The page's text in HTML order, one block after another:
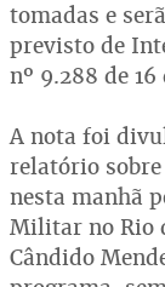
tomadas e
previsto de
nº 9.288 de
A nota foi
relatório
nesta manhã
Militar no Rio
Cândido